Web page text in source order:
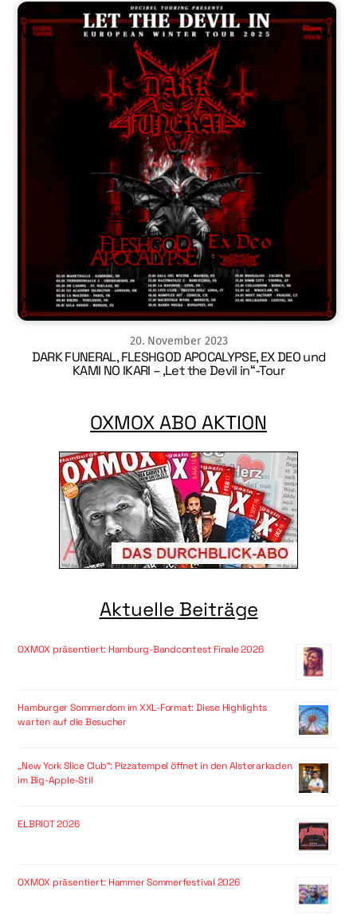
20. November 2023
DARK FUNERAL, FLESHGOD APOCALYPSE, EX DEO und
KAMI NO IKARI – ‚Let the Devil in“-Tour
OXMOX ABO AKTION
Aktuelle Beiträge
OXMOX präsentiert: Hamburg-Bandcontest Finale 2026
Hamburger Sommerdom im XXL-Format: Diese Highlights
warten auf die Besucher
„New York Slice Club“: Pizzatempel öffnet in den Alsterarkaden
im Big-Apple-Stil
ELBRIOT 2026
OXMOX präsentiert: Hammer Sommerfestival 2026